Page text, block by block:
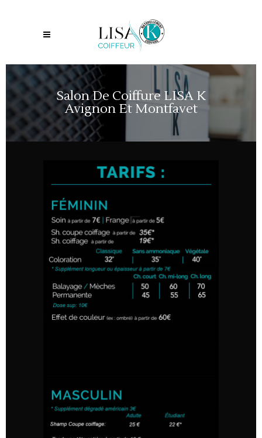
Salon De Coiffure LISA K
Avignon Et Montfavet